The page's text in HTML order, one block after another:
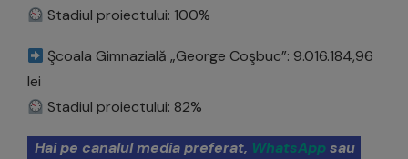
Stadiul proiectului: 100%
Şcoala Gimnazială „George Coşbuc”: 9.016.184,96
lei
Stadiul proiectului: 82%
Hai pe canalul media preferat, WhatsAppsau